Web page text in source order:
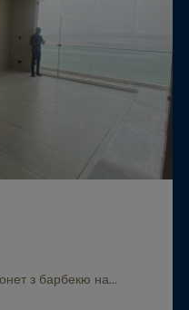
з барбекю на...